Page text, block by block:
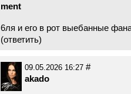
ment
6ля и его в рот выебанные
(ответить)
09.05.2026 16:27 #
akado